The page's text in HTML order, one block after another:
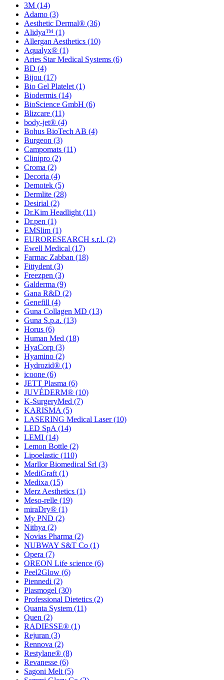
3M (14)
Adamo (3)
Aesthetic Dermal® (36)
Alidya™ (1)
Allergan Aesthetics (10)
Aqualyx® (1)
Aries Star Medical Systems (6)
BD (4)
Bijou (17)
Bio Gel Platelet (1)
Biodermis (14)
BioScience GmbH (6)
Blizcare (11)
body-jet® (4)
Bohus BioTech AB (4)
Burgeon (3)
Campomats (11)
Clinipro (2)
Croma (2)
Decoria (4)
Demotek (5)
Dermlite (28)
Desirial (2)
Dr.Kim Headlight (11)
Dr.pen (1)
EMSlim (1)
EURORESEARCH s.r.l. (2)
Ewell Medical (17)
Farmac Zabban (18)
Fittydent (3)
Freezpen (3)
Galderma (9)
Gana R&D (2)
Genefill (4)
Guna Collagen MD (13)
Guna S.p.a. (13)
Horus (6)
Human Med (18)
HyaCorp (3)
Hyamino (2)
Hydrozid® (1)
icoone (6)
JETT Plasma (6)
JUVÉDERM® (10)
K-SurgeryMed (7)
KARISMA (5)
LASERING Medical Laser(10)
LED SpA (14)
LEMI (14)
Lemon Bottle (2)
Lipoelastic (110)
Marllor Biomedical Srl (3)
MediGraft (1)
Medixa (15)
Merz Aesthetics (1)
Meso-relle (19)
miraDry® (1)
My PND (2)
Nithya (2)
Novias Pharma (2)
NUBWAY S&T Co (1)
Opera (7)
OREON Life science (6)
Peel2Glow (6)
Piennedi (2)
Plasmogel (30)
Professional Dietetics (2)
Quanta System (11)
Quen (2)
RADIESSE® (1)
Rejuran (3)
Rennova (2)
Restylane® (8)
Revanesse (6)
Sagoni Melt (5)